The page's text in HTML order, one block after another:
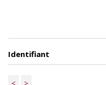
Identifiant